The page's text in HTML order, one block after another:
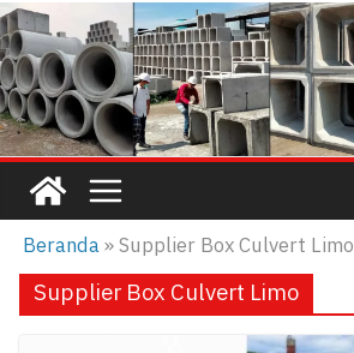
Beranda»Supplier Box Culvert Limo
Supplier Box Culvert Limo